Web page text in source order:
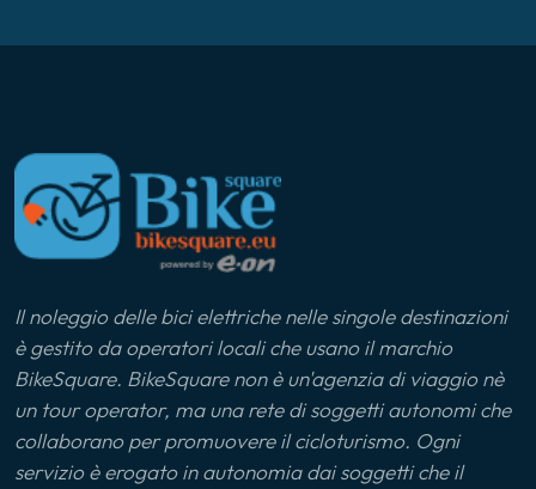
Il noleggio delle bici elettriche nelle singole destinazioni
è gestito da operatori locali che usano il marchio
BikeSquare. BikeSquare non è un'agenzia di viaggio nè
un tour operator, ma una rete di soggetti autonomi che
collaborano per promuovere il cicloturismo. Ogni
servizio è erogato in autonomia dai soggetti che il